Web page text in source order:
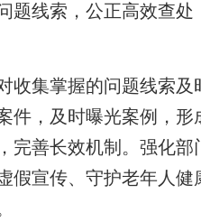
题线索，公正高效查
集掌握的问题线索及
件，及时曝光案例，
完善长效机制。强化
假宣传、守护老年人